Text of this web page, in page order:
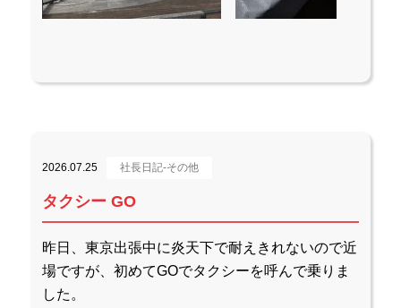
2026.07.25 社長日記-その他
タクシー GO
昨日、東京出張中に炎天下で耐えきれないので近
場ですが、初めてGOでタクシーを呼んで乗りま
した。